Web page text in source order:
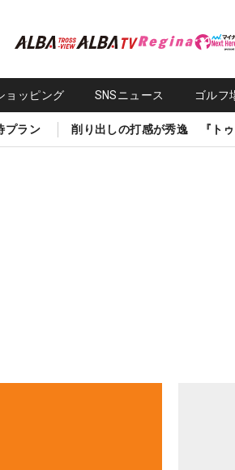
ョッピング SNSニュース ゴルフ
プラン 削り出しの打感が秀逸 『トゥ